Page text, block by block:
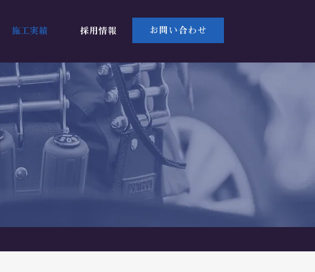
施工実績 採用情報 お問い合わせ